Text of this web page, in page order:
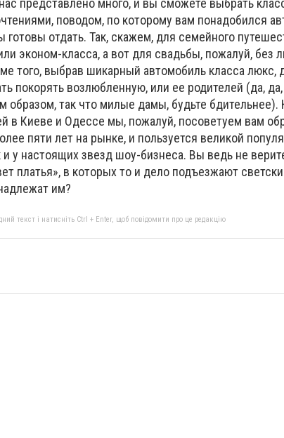
представлено много, и вы сможете выбрать
поводом, по которому вам понадобился
готовы отдать. Так, скажем, для семейного
эконом-класса, а вот для свадьбы, пожалуй, без
того, выбрав шикарный автомобиль класса люкс,
покорять возлюбленную, или ее родителей (да,
образом, так что милые дамы, будьте бдительнее).
в Киеве и Одессе мы, пожалуй, посоветуем вам
пяти лет на рынке, и пользуется великой
у настоящих звезд шоу-бизнеса. Вы ведь не
платья», в которых то и дело подъезжают
им?
текст і натисніть Ctrl + Enter, щоб повідомити про це редакцію